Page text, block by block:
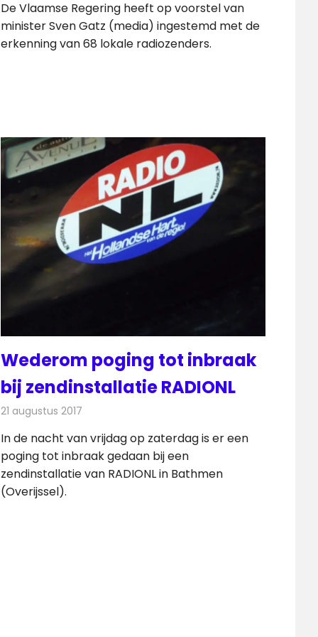
De Vlaamse Regering heeft op voorstel van
minister Sven Gatz (media) ingestemd met de
erkenning van 68 lokale radiozenders.
Wederom poging tot inbraak
bij zendinstallatie RADIONL
21 augustus 2017
In de nacht van vrijdag op zaterdag is er een
poging tot inbraak gedaan bij een
zendinstallatie van RADIONL in Bathmen
(Overijssel).